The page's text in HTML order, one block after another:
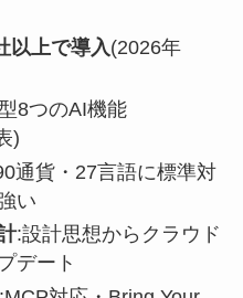
以上で導入(2026年
8つのAI機能
)
通貨・27言語に標準対
い
:設計思想からクラウド
デート